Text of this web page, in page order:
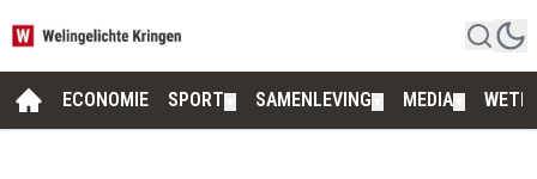
ECONOMIE SPORT SAMENLEVING MEDIA